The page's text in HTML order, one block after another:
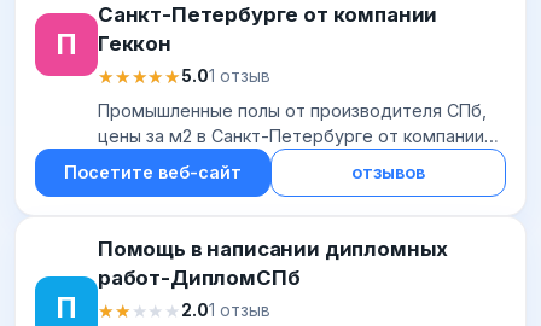
П
Санкт-Петербурге от компании
Геккон
★★★★★
★★★★★5.01 отзыв
Промышленные полы от производителя СПб,
цены за м2 в Санкт-Петербурге от компании
Посетите веб-сайт отзывов
П
Помощь в написании дипломных
работ-ДипломСПб
★★★★★
★★★★★2.01 отзыв